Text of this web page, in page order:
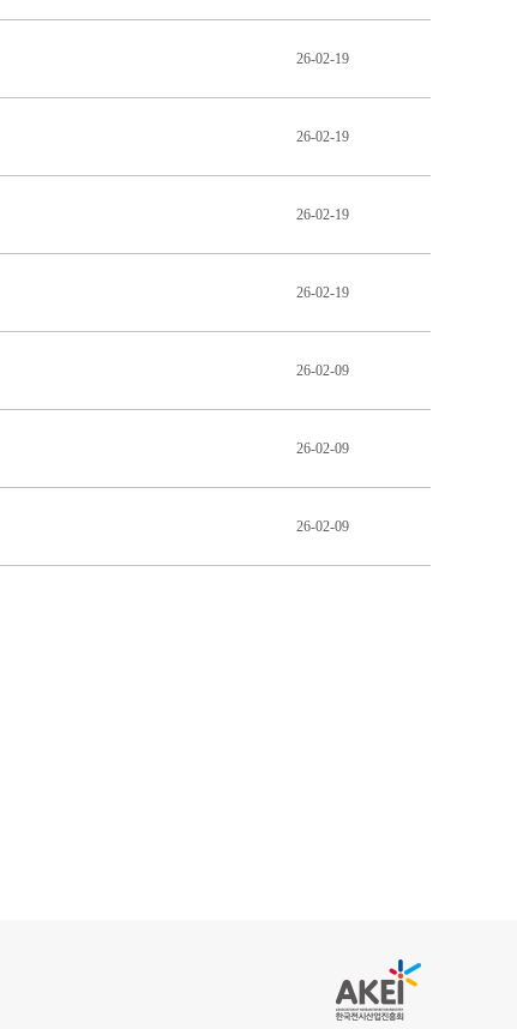
26-02-19
26-02-19
26-02-19
26-02-19
26-02-09
26-02-09
26-02-09